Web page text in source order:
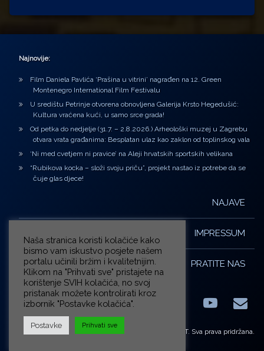
Najnovije:
Film Daniela Pavlića ‘Prašina u vitrini’ nagrađen na 12. Green
Montenegro International Film Festivalu
U središtu Petrinje otvorena obnovljena Galerija Krsto Hegedušić:
Kultura vraćena kući, u samo srce grada!
Od petka do nedjelje (31.7. – 2.8.2026.) Arheološki muzej u Zagrebu
otvara vrata građanima: Besplatan ulaz kao zaklon od toplinskog vala
‘Ni med cvetjem ni pravice’ na Aleji hrvatskih sportskih velikana
“Rubikova kocka – složi svoju priču”, projekt nastao iz potrebe da se
čuje glas djece!
NAJAVE
IMPRESSUM
PRATITE NAS
FacebookLinkedIn E-
© ZG-KULT. Sva prava pridržana.
Naša stranica koristi kolačiće kako
bismo vam iskustvo posjete našem
portalu učinili bržim i kvalitetnijim.
Klikom na "Prihvati sve" pristajete na
korištenje SVIH kolačića, no svoj
pristanak možete kontrolirati kroz
izbornik "Postavke kolačića".
Postavke Prihvati sve